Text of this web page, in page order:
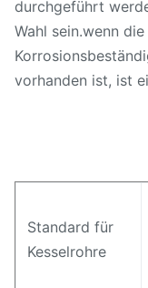
durchgeführt
Wahl sein.wenn
vorhanden ist, ist
Standard für
Kesselrohre